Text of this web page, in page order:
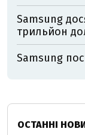
Samsung
трильйон
Samsung
ОСТАННІ